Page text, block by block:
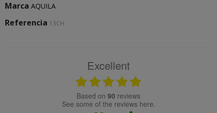
Marca AQUILA
Referencia 13CH
Excellent
based on 90 reviews
see some of the reviews here.